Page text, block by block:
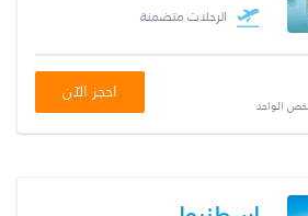
الرحلات متضمنة
الواحد
احجز الآن